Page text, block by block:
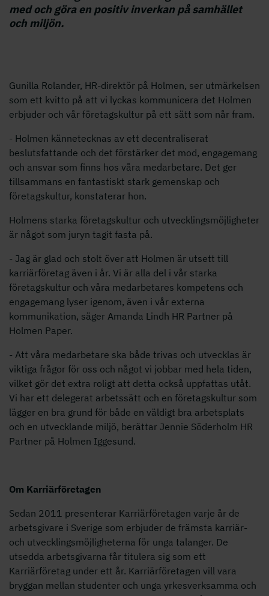
med och göra en positiv inverkan på samhället
och miljön.
Gunilla Rolander, HR-direktör på Holmen, ser utmärkelsen
som ett kvitto på att vi lyckas kommunicera det Holmen
erbjuder och vår företagskultur på ett sätt som når fram.
- Holmen kännetecknas av ett decentraliserat
beslutsfattande och det förstärker det mod, engagemang
och ansvar som finns hos våra medarbetare. Det ger
tillsammans en fantastiskt stark gemenskap och
företagskultur, konstaterar hon.
Holmens starka företagskultur och utvecklingsmöjligheter
är något som juryn tagit fasta på.
- Jag är glad och stolt över att Holmen är utsett till
karriärföretag även i år. Vi är alla del i vår starka
företagskultur och våra medarbetares kompetens och
engagemang lyser igenom, även i vår externa
kommunikation, säger Amanda Lindh HR Partner på
Holmen Paper.
- Att våra medarbetare ska både trivas och utvecklas är
viktiga frågor för oss och något vi jobbar med hela tiden,
vilket gör det extra roligt att detta också uppfattas utåt.
Vi har ett delegerat arbetssätt och en företagskultur som
lägger en bra grund för både en väldigt bra arbetsplats
och en utvecklande miljö, berättar Jennie Söderholm HR
Partner på Holmen Iggesund.
Om Karriärföretagen
Sedan 2011 presenterar Karriärföretagen varje år de
arbetsgivare i Sverige som erbjuder de främsta karriär-
och utvecklingsmöjligheterna för unga talanger. De
utsedda arbetsgivarna får titulera sig som ett
Karriärföretag under ett år. Karriärföretagen vill vara
bryggan mellan studenter och unga yrkesverksamma och